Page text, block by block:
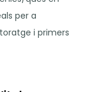
per a
i primers